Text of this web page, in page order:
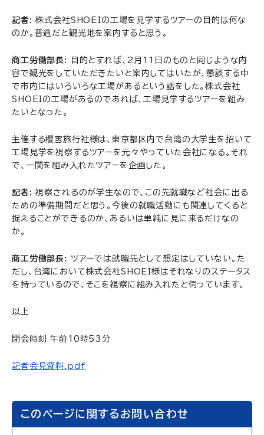
記者: 株式会社SHOEIの工場を見学するツアーの目的は何な
のか。普通だと観光地を案内すると思う。
商工労働部長:
目的とすれば、2月11日のものと同じような内
容で観光をしていただきたいと案内してはいたが、懇談する中
で市内にはいろいろな工場があるという話をした。株式会社
SHOEIの工場があるのであれば、工場見学するツアーを組み
たいとなった。
主催する櫻雪旅行社様は、東京都区内で台湾の大学生を招いて
工場見学を視察するツアーを元々やっていた会社になる。それ
で、一関を組み入れたツアーを企画した。
記者: 視察されるのが学生なので、この先就職など社会に出る
ための準備期間だと思う。今後の就職活動にも関連してくると
捉えることができるのか、あるいは単純に見に来るだけなの
か。
商工労働部長:
ツアーでは就職先として想定はしていない。た
だし、台湾において株式会社SHOEI様はそれなりのステータス
を持っているので、そこを視察に組み入れたと伺っています。
以上
閉会時刻 午前10時53分
記者会見資料.pdf
このページに関するお問い合わせ